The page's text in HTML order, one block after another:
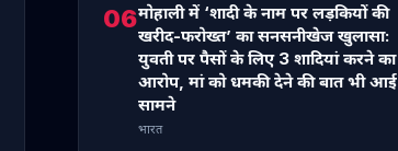
06मोहाली में ‘शादी के नाम पर लड़कियों की
खरीद-फरोख्त’ का सनसनीखेज खुलासा:
युवती पर पैसों के लिए 3 शादियां करने का
आरोप, मां को धमकी देने की बात भी आई
सामने
भारत